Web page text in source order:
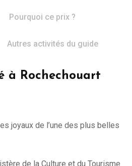
Pourquoi ce prix ?
Autres activités du guide
à Rochechouart
joyaux de l’une des plus belles
de la Culture et du Tourisme